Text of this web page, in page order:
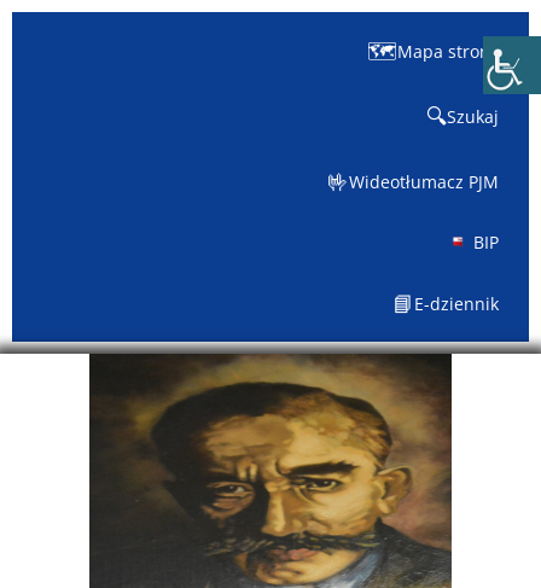
🗺️Mapa strony
🔍Szukaj
🤟Wideotłumacz PJM
BIP
📘 E-dziennik